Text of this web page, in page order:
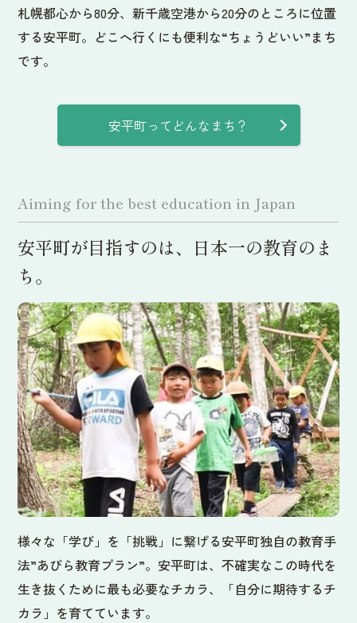
札幌都心から80分、新千歳空港から20分のところに位置
する安平町。どこへ行くにも便利な“ちょうどいい”まち
です。
安平町ってどんなまち？
Aiming for the best education in Japan
安平町が目指すのは、日本一の教育のま
ち。
様々な「学び」を「挑戦」に繋げる安平町独自の教育手
法”あびら教育プラン”。安平町は、不確実なこの時代を
生き抜くために最も必要なチカラ、「自分に期待するチ
カラ」を育てています。